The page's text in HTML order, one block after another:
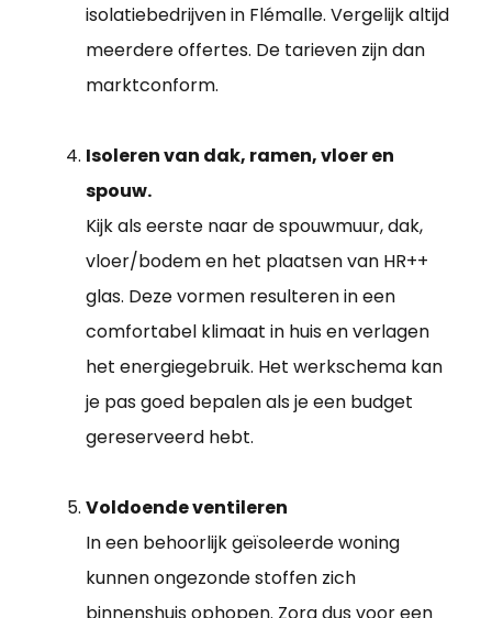
isolatiebedrijven in Flémalle. Vergelijk altijd
meerdere offertes. De tarieven zijn dan
marktconform.
Isoleren van dak, ramen, vloer en
spouw.
Kijk als eerste naar de spouwmuur, dak,
vloer/bodem en het plaatsen van HR++
glas. Deze vormen resulteren in een
comfortabel klimaat in huis en verlagen
het energiegebruik. Het werkschema kan
je pas goed bepalen als je een budget
gereserveerd hebt.
Voldoende ventileren
In een behoorlijk geïsoleerde woning
kunnen ongezonde stoffen zich